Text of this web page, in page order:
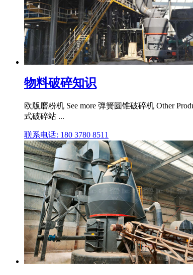
物料破碎知识
欧版磨粉机 See more 弹簧圆锥破碎机 Other
式破碎站 ...
联系电话: 180 3780 8511